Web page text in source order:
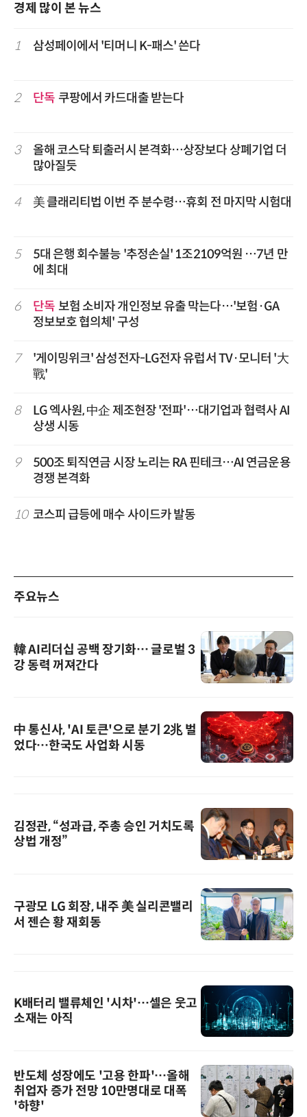
경제 많이 본 뉴스
1 삼성페이에서 '티머니 K-패스' 쓴다
2 단독 쿠팡에서 카드대출 받는다
3
올해 코스닥 퇴출러시 본격화…상장보다 상폐기업 더
많아질듯
4 美 클래리티법 이번 주 분수령…휴회 전 마지막 시험대
5
5대 은행 회수불능 '추정손실' 1조2109억원 …7년 만
에 최대
6 단독 보험 소비자 개인정보 유출 막는다…'보험·GA
정보보호 협의체' 구성
7
'게이밍위크' 삼성전자-LG전자 유럽서 TV·모니터 '大
戰'
8
LG 엑사원, 中企 제조현장 '전파'…대기업과 협력사 AI
상생 시동
9
500조 퇴직연금 시장 노리는 RA 핀테크…AI 연금운용
경쟁 본격화
10 코스피 급등에 매수 사이드카 발동
주요뉴스
韓 AI리더십 공백 장기화… 글로벌 3
강 동력 꺼져간다
中 통신사, 'AI 토큰'으로 분기 2兆 벌
었다…한국도 사업화 시동
김정관, “성과급, 주총 승인 거치도록
상법 개정”
구광모 LG 회장, 내주 美 실리콘밸리
서 젠슨 황 재회동
K배터리 밸류체인 '시차'…셀은 웃고
소재는 아직
반도체 성장에도 '고용 한파'…올해
취업자 증가 전망 10만명대로 대폭
'하향'